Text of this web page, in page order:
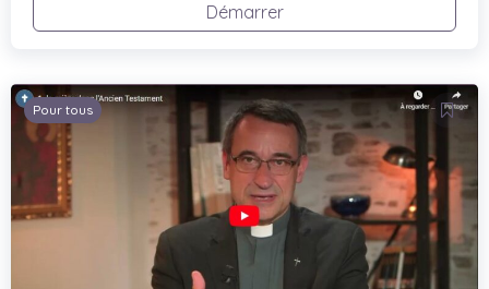
Démarrer
Pour tous